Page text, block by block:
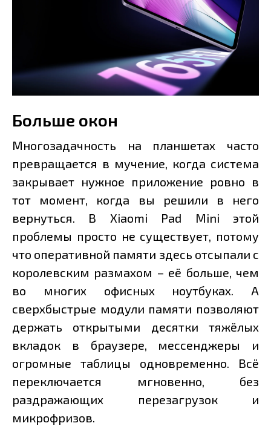
Больше окон
Многозадачность на планшетах часто
превращается в мучение, когда система
закрывает нужное приложение ровно в
тот момент, когда вы решили в него
вернуться. В Xiaomi Pad Mini этой
проблемы просто не существует, потому
что оперативной памяти здесь отсыпали с
королевским размахом – её больше, чем
во многих офисных ноутбуках. А
сверхбыстрые модули памяти позволяют
держать открытыми десятки тяжёлых
вкладок в браузере, мессенджеры и
огромные таблицы одновременно. Всё
переключается мгновенно, без
раздражающих перезагрузок и
микрофризов.